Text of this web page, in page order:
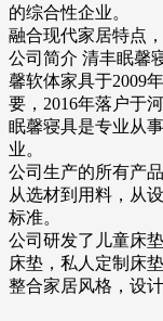
的综合性企业。
融合现代家居特点
公司简介 清丰眠馨
馨软体家具于2009
要，2016年落户于
眠馨寝具是专业从
业。
公司生产的所有产
从选材到用料，从
标准。
公司研发了儿童床
床垫，私人定制床垫
整合家居风格，设